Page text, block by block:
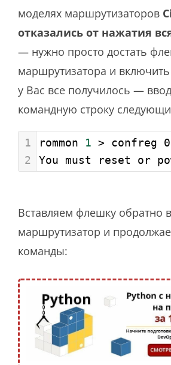
моделях маршрутизаторов
отказались от нажатия
— нужно просто достать
маршрутизатора и
у Вас все получилось —
командную строку
1 rommon 1 > confreg
2
You must reset or
Вставляем флешку обратно в
маршрутизатор и
команды: